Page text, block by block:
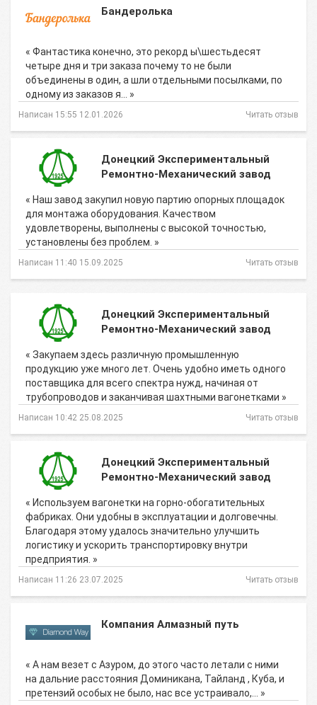
Бандеролька
« Фантастика конечно, это рекорд ы\шестьдесят
четыре дня и три заказа почему то не были
объединены в один, а шли отдельными посылками, по
одному из заказов я… »
Написан 15:55 12.01.2026 Читать отзыв
Донецкий Экспериментальный
Ремонтно-Механический завод
« Наш завод закупил новую партию опорных площадок
для монтажа оборудования. Качеством
удовлетворены, выполнены с высокой точностью,
установлены без проблем. »
Написан 11:40 15.09.2025 Читать отзыв
Донецкий Экспериментальный
Ремонтно-Механический завод
« Закупаем здесь различную промышленную
продукцию уже много лет. Очень удобно иметь одного
поставщика для всего спектра нужд, начиная от
трубопроводов и заканчивая шахтными вагонетками »
Написан 10:42 25.08.2025 Читать отзыв
Донецкий Экспериментальный
Ремонтно-Механический завод
« Используем вагонетки на горно-обогатительных
фабриках. Они удобны в эксплуатации и долговечны.
Благодаря этому удалось значительно улучшить
логистику и ускорить транспортировку внутри
предприятия. »
Написан 11:26 23.07.2025 Читать отзыв
Компания Алмазный путь
« А нам везет с Азуром, до этого часто летали с ними
на дальние расстояния Доминикана, Тайланд , Куба, и
претензий особых не было, нас все устраивало,… »